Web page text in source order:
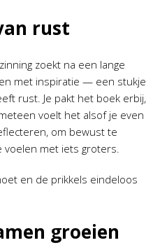
rust
zoekt na een lange
met inspiratie — een stukje
rust. Je pakt het boek erbij,
voelt het alsof je even
om bewust te
voelen met iets groters.
en de prikkels eindeloos
groeien